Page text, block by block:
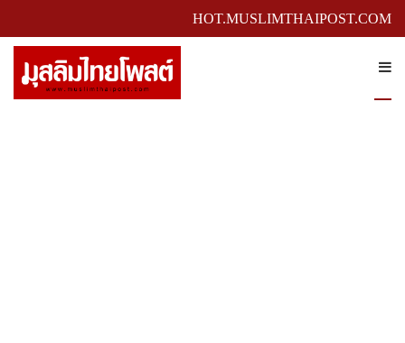
HOT.MUSLIMTHAIPOST.COM